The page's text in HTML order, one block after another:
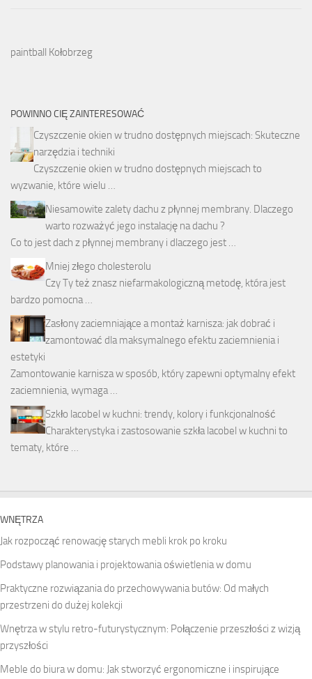
paintball Kołobrzeg
POWINNO CIĘ ZAINTERESOWAĆ
Czyszczenie okien w trudno dostępnych miejscach: Skuteczne
narzędzia i techniki
Czyszczenie okien w trudno dostępnych miejscach to
wyzwanie, które wielu …
Niesamowite zalety dachu z płynnej membrany. Dlaczego
warto rozważyć jego instalację na dachu ?
Co to jest dach z płynnej membrany i dlaczego jest …
Mniej złego cholesterolu
Czy Ty też znasz niefarmakologiczną metodę, która jest
bardzo pomocna …
Zasłony zaciemniające a montaż karnisza: jak dobrać i
zamontować dla maksymalnego efektu zaciemnienia i
estetyki
Zamontowanie karnisza w sposób, który zapewni optymalny efekt
zaciemnienia, wymaga …
Szkło lacobel w kuchni: trendy, kolory i funkcjonalność
Charakterystyka i zastosowanie szkła lacobel w kuchni to
tematy, które …
WNĘTRZA
Jak rozpocząć renowację starych mebli krok po kroku
Podstawy planowania i projektowania oświetlenia w domu
Praktyczne rozwiązania do przechowywania butów: Od małych
przestrzeni do dużej kolekcji
Wnętrza w stylu retro-futurystycznym: Połączenie przeszłości z wizją
przyszłości
Meble do biura w domu: Jak stworzyć ergonomiczne i inspirujące